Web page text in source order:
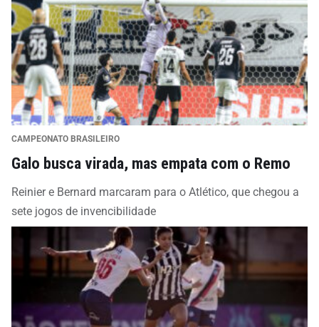
CAMPEONATO BRASILEIRO
Galo busca virada, mas empata com o Remo
Reinier e Bernard marcaram para o Atlético, que chegou a
sete jogos de invencibilidade